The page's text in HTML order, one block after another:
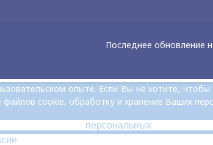
Последнее обновление
опыте. Если Вы не хотите,
cookie, обработку и хранение Ваших